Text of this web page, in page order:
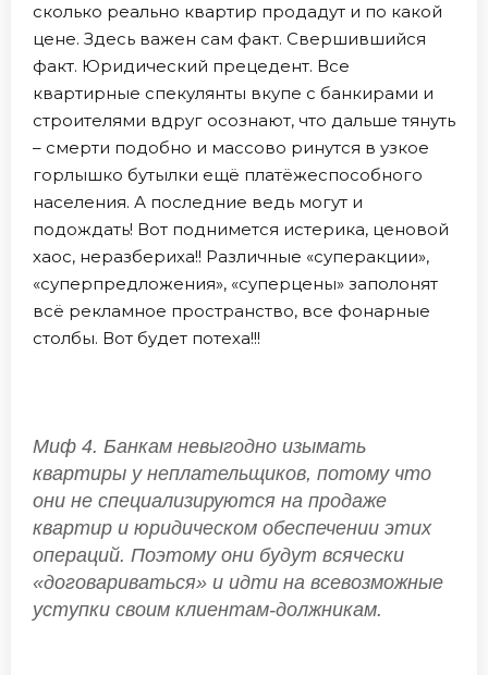
сколько реально квартир продадут и по какой
цене. Здесь важен сам факт. Свершившийся
факт. Юридический прецедент. Все
квартирные спекулянты вкупе с банкирами и
строителями вдруг осознают, что дальше тянуть
– смерти подобно и массово ринутся в узкое
горлышко бутылки ещё платёжеспособного
населения. А последние ведь могут и
подождать! Вот поднимется истерика, ценовой
хаос, неразбериха!! Различные «суперакции»,
«суперпредложения», «суперцены» заполонят
всё рекламное пространство, все фонарные
столбы. Вот будет потеха!!!
Миф 4. Банкам невыгодно изымать
квартиры у неплательщиков, потому что
они не специализируются на продаже
квартир и юридическом обеспечении этих
операций. Поэтому они будут всячески
«договариваться» и идти на всевозможные
уступки своим клиентам-должникам.